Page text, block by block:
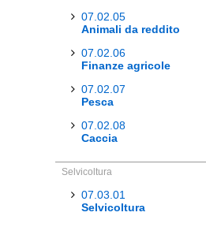
07.02.05
Animali da reddito
07.02.06
Finanze agricole
07.02.07
Pesca
07.02.08
Caccia
Selvicoltura
07.03.01
Selvicoltura